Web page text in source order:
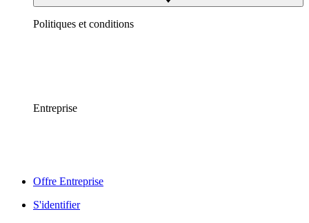
Politiques et conditions
Entreprise
Offre Entreprise
S'identifier